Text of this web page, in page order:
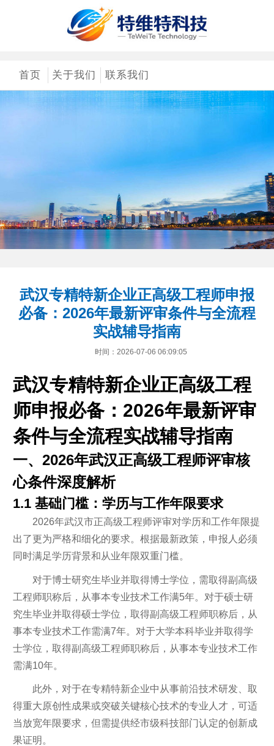
首页 关于我们 联系我们
武汉专精特新企业正高级工程师申报
必备：2026年最新评审条件与全流程
实战辅导指南
时间：2026-07-06 06:09:05
武汉专精特新企业正高级工程
师申报必备：2026年最新评审
条件与全流程实战辅导指南
一、2026年武汉正高级工程师评审核
心条件深度解析
1.1 基础门槛：学历与工作年限要求
2026年武汉市正高级工程师评审对学历和工作年限提
出了更为严格和细化的要求。根据最新政策，申报人必须
同时满足学历背景和从业年限双重门槛。
对于博士研究生毕业并取得博士学位，需取得副高级
工程师职称后，从事本专业技术工作满5年。对于硕士研
究生毕业并取得硕士学位，取得副高级工程师职称后，从
事本专业技术工作需满7年。对于大学本科毕业并取得学
士学位，取得副高级工程师职称后，从事本专业技术工作
需满10年。
此外，对于在专精特新企业中从事前沿技术研发、取
得重大原创性成果或突破关键核心技术的专业人才，可适
当放宽年限要求，但需提供经市级科技部门认定的创新成
果证明。